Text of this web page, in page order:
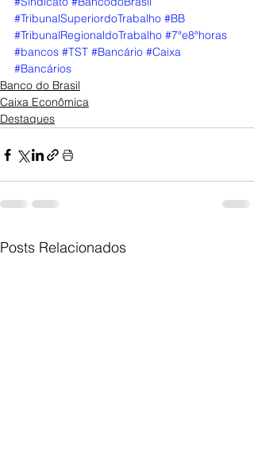
#TribunalSuperiordoTrabalho #BB
#TribunalRegionaldoTrabalho #7ªe8ªhoras
#bancos #TST #Bancário #Caixa
#Bancários
Banco do Brasil
Caixa Econômica
Destaques
Posts Relacionados